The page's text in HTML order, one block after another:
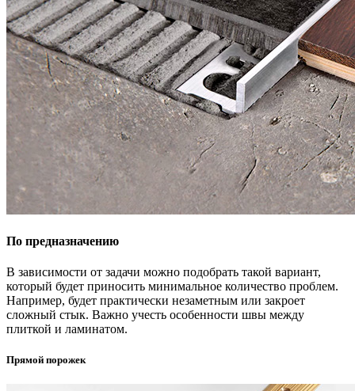
По предназначению
В зависимости от задачи можно подобрать такой вариант,
который будет приносить минимальное количество проблем.
Например, будет практически незаметным или закроет
сложный стык. Важно учесть особенности швы между
плиткой и ламинатом.
Прямой порожек